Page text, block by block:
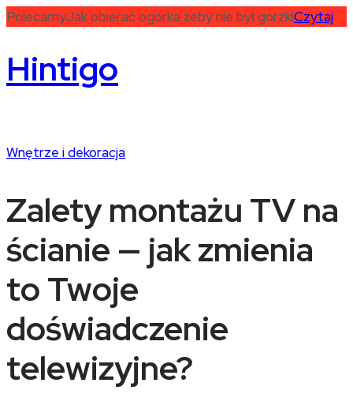
PolecamyJak obierać ogórka żeby nie był gorzkiCzytaj
Hintigo
Wnętrze i dekoracja
Zalety montażu TV na
ścianie — jak zmienia
to Twoje
doświadczenie
telewizyjne?